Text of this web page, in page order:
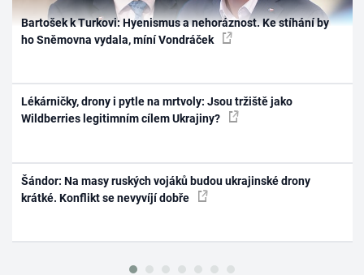
Bartošek k Turkovi: Hyenismus a nehoráznost. Ke stíhání by
ho Sněmovna vydala, míní Vondráček
Lékárničky, drony i pytle na mrtvoly: Jsou tržiště jako
Wildberries legitimním cílem Ukrajiny?
Šándor: Na masy ruských vojáků budou ukrajinské drony
krátké. Konflikt se nevyvíjí dobře